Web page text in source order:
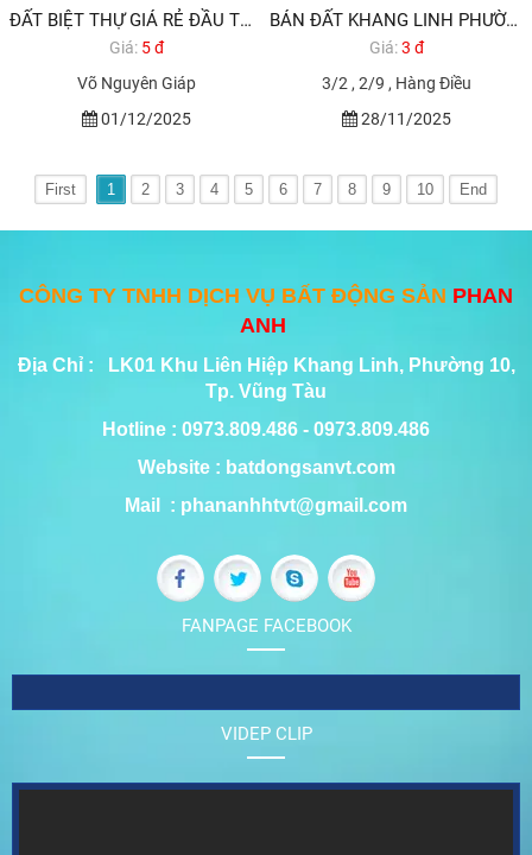
ĐẤT BIỆT THỰ GIÁ RẺ ĐẦU TƯ TP VŨNG TÀU
Giá: 5 đ
Võ Nguyên Giáp
01/12/2025
BÁN ĐẤT KHANG LINH PHƯỜNG 11 VŨNG TÀU GẦN BIỂN
Giá:3 đ
3/2 , 2/9 , Hàng Điều
28/11/2025
First 1 2 3 4 5 6 7 8 9 10 End
CÔNG TY TNHH DỊCH VỤ BẤT ĐỘNG SẢN PHAN
ANH
Địa Chỉ : LK01 Khu Liên Hiệp Khang Linh, Phường 10,
Tp. Vũng Tàu
Hotline : 0973.809.486 - 0973.809.486
Website : batdongsanvt.com
Mail : phananhhtvt@gmail.com
FANPAGE FACEBOOK
VIDEP CLIP